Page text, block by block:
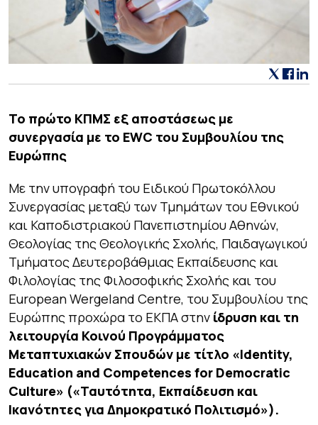
Το πρώτο ΚΠΜΣ εξ αποστάσεως με
συνεργασία με το EWC του Συμβουλίου της
Ευρώπης
Με την υπογραφή του Ειδικού Πρωτοκόλλου
Συνεργασίας μεταξύ των Τμημάτων του Εθνικού
και Καποδιστριακού Πανεπιστημίου Αθηνών,
Θεολογίας της Θεολογικής Σχολής, Παιδαγωγικού
Τμήματος Δευτεροβάθμιας Εκπαίδευσης και
Φιλολογίας της Φιλοσοφικής Σχολής και του
European Wergeland Centre, του Συμβουλίου της
Ευρώπης προχώρα το ΕΚΠΑ στην ίδρυση και τη
λειτουργία Κοινού Προγράμματος
Μεταπτυχιακών Σπουδών με τίτλο «Identity,
Education and Competences for Democratic
Culture» («Ταυτότητα, Εκπαίδευση και
Ικανότητες για Δημοκρατικό Πολιτισμό»).